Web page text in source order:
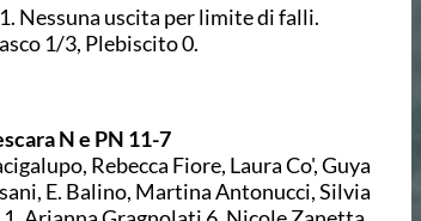
Nessuna uscita per limite di falli.
1/3, Plebiscito 0.
N e PN 11-7
Rebecca Fiore, Laura Co', Guya
E. Balino, Martina Antonucci, Silvia